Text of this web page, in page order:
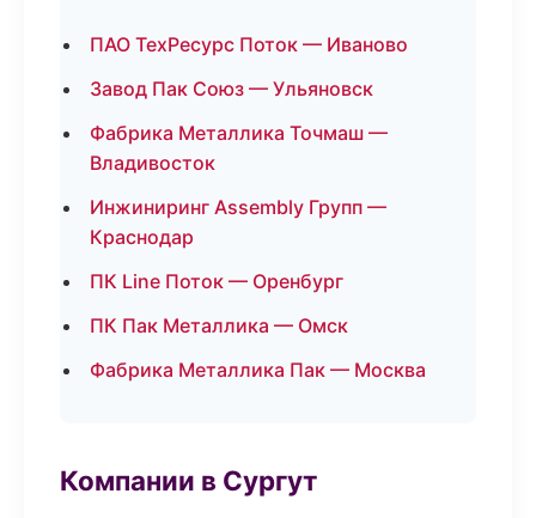
ПАО ТехРесурс Поток — Иваново
Завод Пак Союз — Ульяновск
Фабрика Металлика Точмаш —
Владивосток
Инжиниринг Assembly Групп —
Краснодар
ПК Line Поток — Оренбург
ПК Пак Металлика — Омск
Фабрика Металлика Пак — Москва
Компании в Сургут